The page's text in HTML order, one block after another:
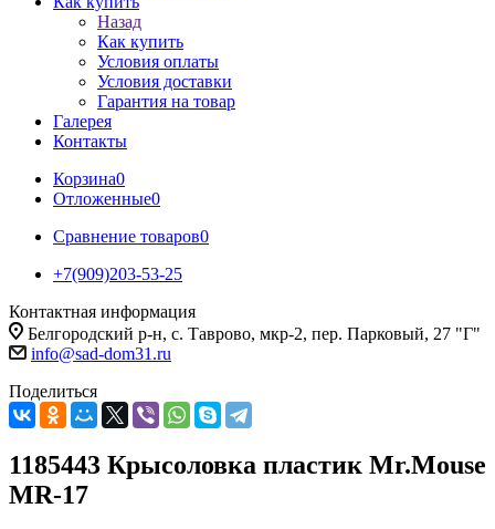
Назад
Как купить
Условия оплаты
Условия доставки
Гарантия на товар
Галерея
Контакты
Корзина0
Отложенные0
Сравнение товаров0
+7(909)203-53-25
Контактная информация
Белгородский р-н, с. Таврово, мкр-2, пер. Парковый, 27 "Г"
info@sad-dom31.ru
Поделиться
1185443 Крысоловка пластик Mr.Mouse
MR-17